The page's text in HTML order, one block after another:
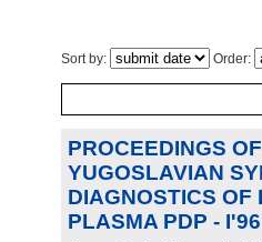
Sort by: Order:
PROCEEDINGS
YUGOSLAVIAN
DIAGNOSTICS
PLASMA PDP - I'96